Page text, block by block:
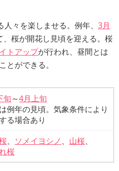
々を楽しませる。例年、 3月
、桜が開花し見頃を迎える。桜
トアップが行われ、昼間とは
とができる。
旬～4月上旬
例年の見頃。気象条件により
る場合あり
、 ソメイヨシノ 、 山桜、
桜